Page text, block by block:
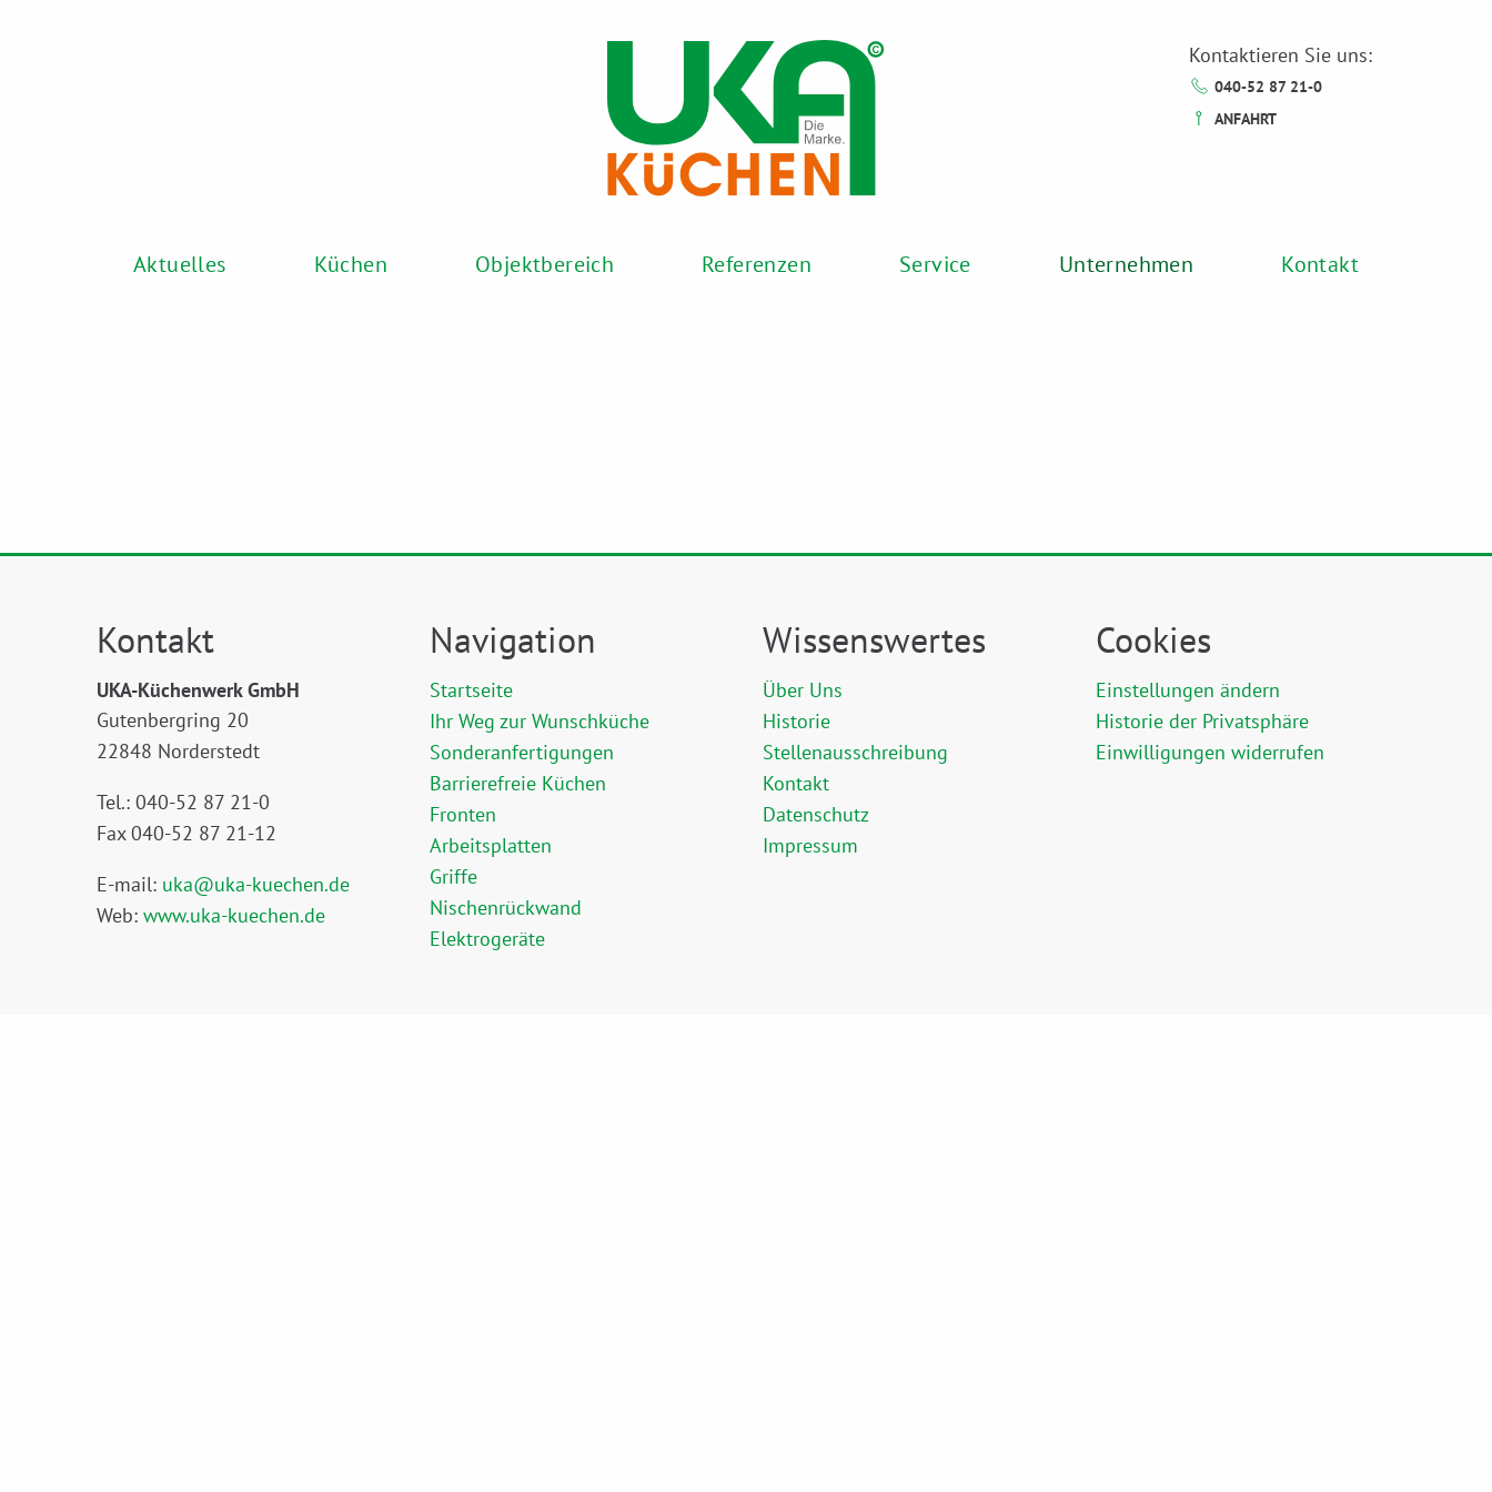
Aktuelles Küchen Objektbereich Referenzen Service Unternehmen Kontakt
Kontaktieren Sie uns:
040-52 87 21-0
ANFAHRT
Referenzen Unternehmen Kontakt
Kontakt
UKA-Küchenwerk GmbH
Gutenbergring 20
22848 Norderstedt
Tel.: 040-52 87 21-0
Fax 040-52 87 21-12
E-mail: uka@uka-kuechen.de
Web: www.uka-kuechen.de
Navigation
Startseite
Ihr Weg zur Wunschküche
Sonderanfertigungen
Barrierefreie Küchen
Fronten
Arbeitsplatten
Griffe
Nischenrückwand
Elektrogeräte
Wissenswertes
Über Uns
Historie
Stellenausschreibung
Kontakt
Datenschutz
Impressum
Cookies
Einstellungen ändern
Historie der Privatsphäre
Einwilligungen widerrufen